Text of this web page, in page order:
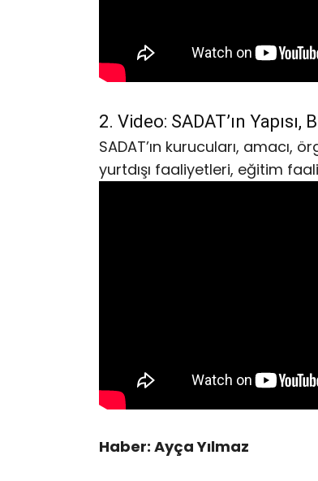
2. Video: SADAT’ın
SADAT’ın kurucuları, amacı,
yurtdışı faaliyetleri, eğitim
Haber: Ayça Yılmaz